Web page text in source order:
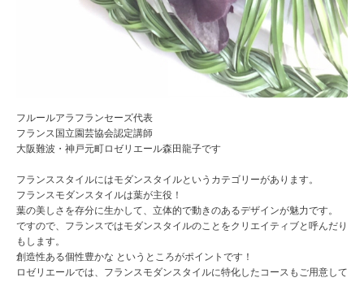
フルールアラフランセーズ代表
フランス国立園芸協会認定講師
大阪難波・神戸元町ロゼリエール森田龍子です
フランススタイルにはモダンスタイルというカテゴリーがあります。
フランスモダンスタイルは葉が主役！
葉の美しさを存分に生かして、立体的で動きのあるデザインが魅力です。
ですので、フランスではモダンスタイルのことをクリエイティブと呼んだり
もします。
創造性ある個性豊かな というところがポイントです！
ロゼリエールでは、フランスモダンスタイルに特化したコースもご用意して